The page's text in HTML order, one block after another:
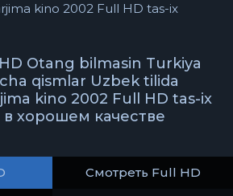
kino 2002 Full HD tas-ix
Otang bilmasin Turkiya
qismlar Uzbek tilida
kino 2002 Full HD tas-ix
хорошем качестве
Смотреть Full HD